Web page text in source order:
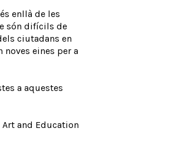
enllà de les
són difícils de
ciutadans en
eines per a
a aquestes
and Education